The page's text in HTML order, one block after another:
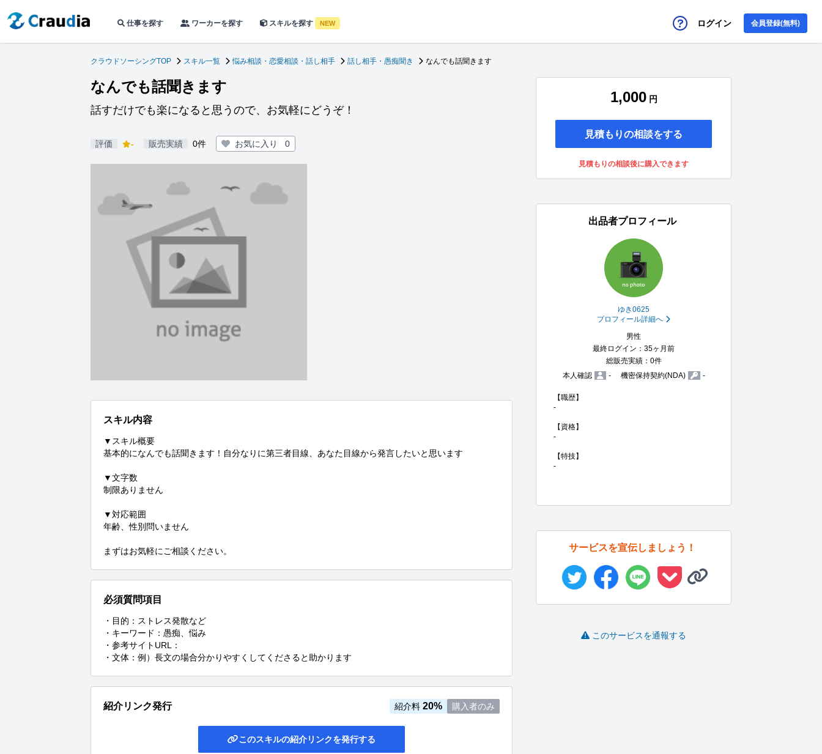
仕事を探す ワーカーを探す スキルを探す NEW ログイン 会員登録(無料)
クラウドソーシングTOP スキル一覧 悩み相談・恋愛相談・話し相手 話し相手・愚痴聞き なんでも話聞きます
なんでも話聞きます
話すだけでも楽になると思うので、お気軽にどうぞ！
評価 - 販売実績 0件 お気に入り 0
スキル内容
▼スキル概要
基本的になんでも話聞きます！自分なりに第三者目線、あなた目線から発言したいと思います
▼文字数
制限ありません
▼対応範囲
年齢、性別問いません
まずはお気軽にご相談ください。
必須質問項目
・目的：ストレス発散など
・キーワード：愚痴、悩み
・参考サイトURL：
・文体：例）長文の場合分かりやすくしてくださると助かります
紹介リンク発行 紹介料 20% 購入者のみ
このスキルの紹介リンクを発行する
1,000 円
見積もりの相談をする
見積もりの相談後に購入できます
出品者プロフィール
ゆき0625
プロフィール詳細へ
男性
最終ログイン：35ヶ月前
総販売実績：0件
本人確認
- 機密保持契約(NDA) -
【職歴】
-
【資格】
-
【特技】
-
サービスを宣伝しましょう！
このサービスを通報する